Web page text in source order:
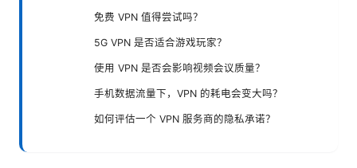
免费 VPN 值得尝试吗？
5G VPN 是否适合游戏玩家？
使用 VPN 是否会影响视频会议质量？
手机数据流量下，VPN 的耗电会变大吗？
如何评估一个 VPN 服务商的隐私承诺？